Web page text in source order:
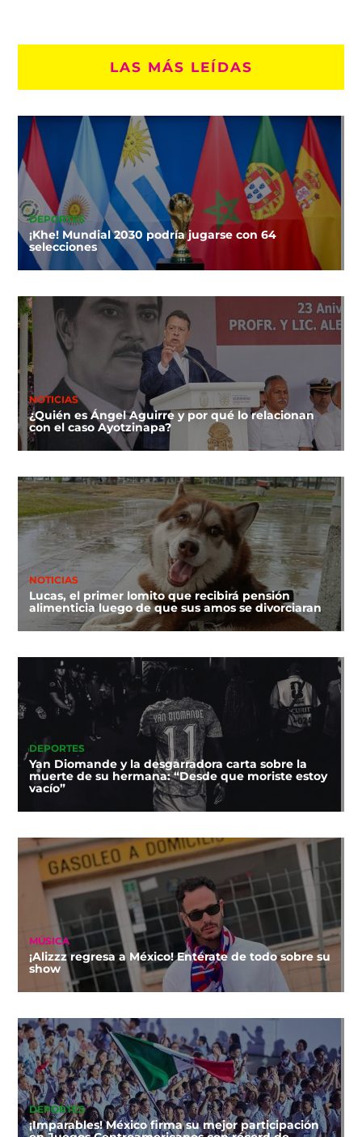
LAS MÁS LEÍDAS
DEPORTES
¡Khe! Mundial 2030 podría jugarse con 64
selecciones
NOTICIAS
¿Quién es Ángel Aguirre y por qué lo relacionan
con el caso Ayotzinapa?
NOTICIAS
Lucas, el primer lomito que recibirá pensión
alimenticia luego de que sus amos se divorciaran
DEPORTES
Yan Diomande y la desgarradora carta sobre la
muerte de su hermana: “Desde que moriste estoy
vacío”
MÚSICA
¡Alizzz regresa a México! Entérate de todo sobre su
show
DEPORTES
¡Imparables! México firma su mejor participación